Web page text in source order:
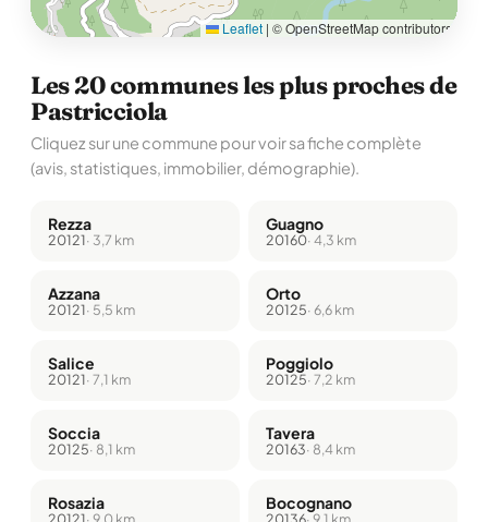
Leaflet | © OpenStreetMap contributors
Les 20 communes les plus proches de
Pastricciola
Cliquez sur une commune pour voir sa fiche complète
(avis, statistiques, immobilier, démographie).
Rezza
20121· 3,7 km
Guagno
20160· 4,3 km
Azzana
20121· 5,5 km
Orto
20125· 6,6 km
Salice
20121· 7,1 km
Poggiolo
20125· 7,2 km
Soccia
20125· 8,1 km
Tavera
20163· 8,4 km
Rosazia
20121· 9,0 km
Bocognano
20136· 9,1 km